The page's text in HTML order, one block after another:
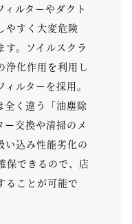
ルターやダクト
やすく大変危険
。ソイルスクラ
浄化作用を利用し
ルターを採用。
全く違う「油塵除
交換や清掃のメ
い込み性能劣化の
保できるので、店
ることが可能で